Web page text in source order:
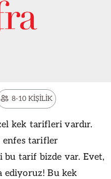
8-10 KİŞİLİK
kek tarifleri vardır.
enfes tarifler
bu tarif bizde var. Evet,
ediyoruz! Bu kek